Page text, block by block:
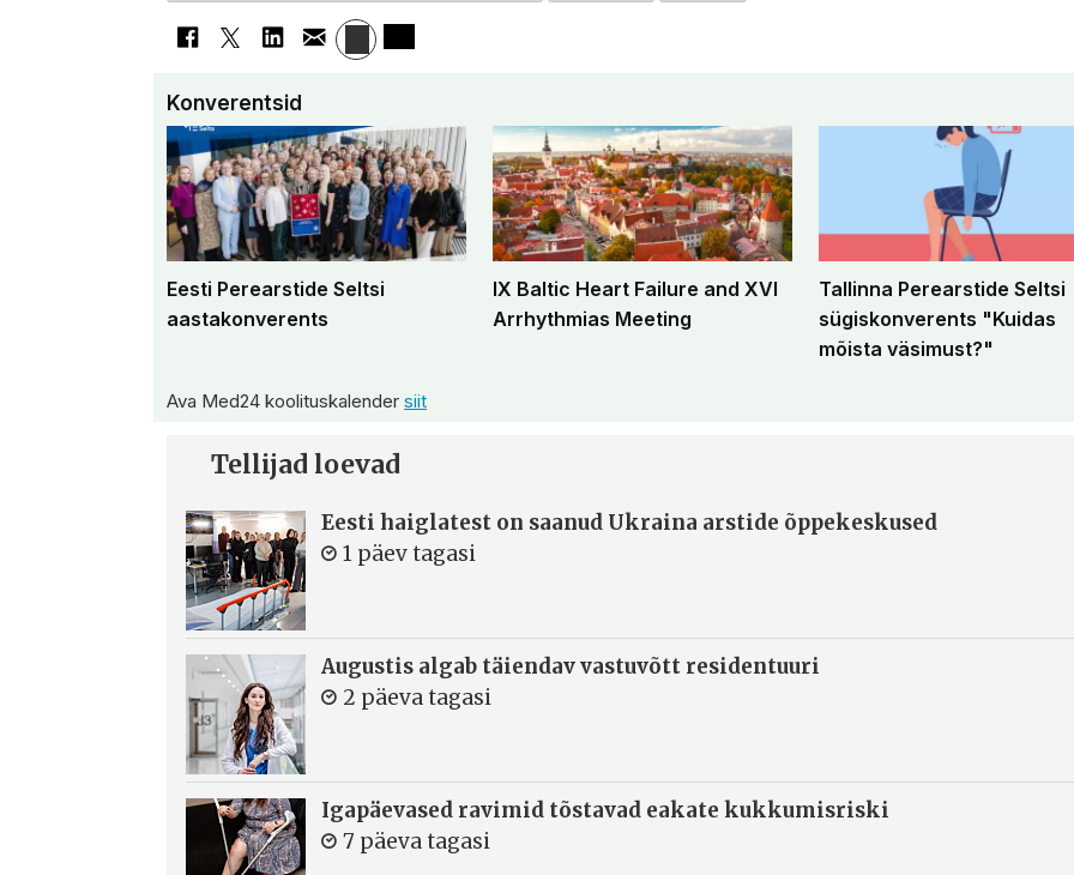
Konverentsid
Eesti Perearstide Seltsi
aastakonverents
IX Baltic Heart Failure and XVI
Arrhythmias Meeting
Tallinna Perearstide Seltsi
sügiskonverents "Kuidas
mõista väsimust?"
Ava Med24 koolituskalendersiit
Tellijad loevad
Eesti haiglatest on saanud Ukraina arstide õppekeskused
1 päev tagasi
Augustis algab täiendav vastuvõtt residentuuri
2 päeva tagasi
Igapäevased ravimid tõstavad eakate kukkumisriski
7 päeva tagasi